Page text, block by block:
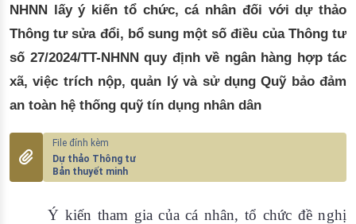
NHNN lấy ý kiến tổ chức, cá nhân đối với dự thảo
Thông tư sửa đổi, bổ sung một số điều của Thông tư
số 27/2024/TT-NHNN quy định về ngân hàng hợp tác
xã, việc trích nộp, quản lý và sử dụng Quỹ bảo đảm
an toàn hệ thống quỹ tín dụng nhân dân
Dự thảo Thông tư
Bản thuyết minh
Ý kiến tham gia của cá nhân, tổ chức đề nghị